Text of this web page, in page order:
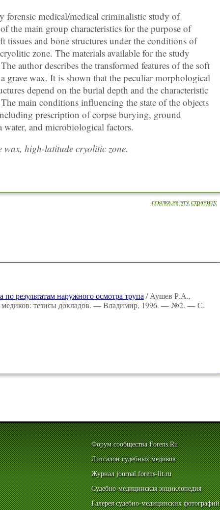
forensic medical/medical criminalistic study of
the main group characteristics for the purpose of
and bone structures under the conditions of
zone. The materials available for the study
author describes the transformed features of the soft
grave wax. It is shown that the peculiar morphological
depend on the burial depth and the characteristic
main conditions influencing the state of the objects
prescription of corpse burying, ground
water, and microbiological factors.
wax, high-latitude cryolitic zone.
ссылка на эту страницу
результатам наружного осмотра трупа / Аушев Р.А.,
медиков: тезисы докладов. — Владимир, 1996. — №2. — С.
Форум сообщества Forens.Ru
Литсалон судебных медиков
Журнал journal.forens-lit.ru
Судебно-медицинская энциклопедия
Галерея судебно-медицинских фотографий